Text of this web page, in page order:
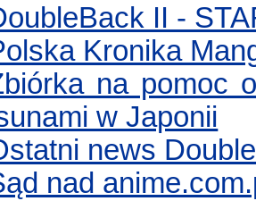
II -
Kronika
na pomoc
w Japonii
news
nad